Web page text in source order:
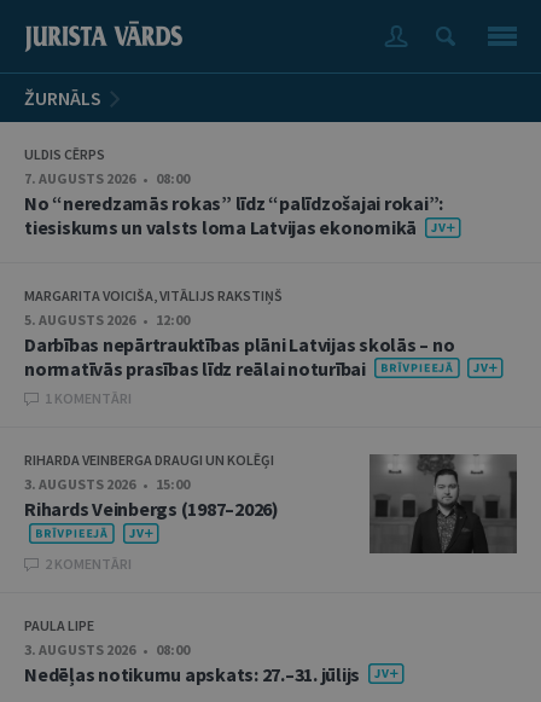
ŽURNĀLS
ULDIS CĒRPS
7. AUGUSTS 2026 • 08:00
No “neredzamās rokas” līdz “palīdzošajai rokai”:
tiesiskums un valsts loma Latvijas ekonomikā
MARGARITA VOICIŠA, VITĀLIJS RAKSTIŅŠ
5. AUGUSTS 2026 • 12:00
Darbības nepārtrauktības plāni Latvijas skolās – no
normatīvās prasības līdz reālai noturībai
1 KOMENTĀRI
RIHARDA VEINBERGA DRAUGI UN KOLĒĢI
3. AUGUSTS 2026 • 15:00
Rihards Veinbergs (1987–2026)
2 KOMENTĀRI
PAULA LIPE
3. AUGUSTS 2026 • 08:00
Nedēļas notikumu apskats: 27.–31. jūlijs